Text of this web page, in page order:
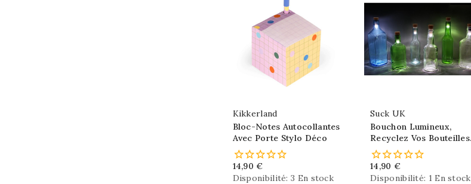
Kikkerland
Bloc-Notes Autocollantes
Avec Porte Stylo Déco
14,90 €
Disponibilité:3 En stock
Suck UK
Bouchon Lumineux,
Recyclez Vos Bouteilles
En Lampes Déco
14,90 €
Disponibilité: 1 En stock